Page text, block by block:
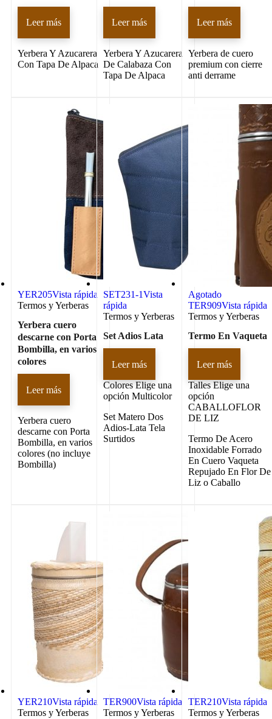
Leer más
Yerbera Y Azucarera
Con Tapa De Alpaca
Leer más
Yerbera Y Azucarera
De Calabaza Con
Tapa De Alpaca
Leer más
Yerbera de cuero
premium con cierre
anti derrame
YER205Vista rápida
Termos y Yerberas
Yerbera cuero
descarne con Porta
Bombilla, en varios
colores
Leer más
Yerbera cuero
descarne con Porta
Bombilla, en varios
colores (no incluye
Bombilla)
SET231-1Vista
rápida
Termos y Yerberas
Set Adios Lata
Leer más
ColoresElige una
opción Multicolor
Set Matero Dos
Adios-Lata Tela
Surtidos
Agotado
TER909Vista rápida
Termos y Yerberas
Termo En Vaqueta
Leer más
Talles Elige una
opción
CABALLOFLOR
DE LIZ
Termo De Acero
Inoxidable Forrado
En Cuero Vaqueta
Repujado En Flor De
Liz o Caballo
YER210Vista rápida
Termos y Yerberas
TER900Vista rápida
Termos y Yerberas
TER210Vista rápida
Termos y Yerberas